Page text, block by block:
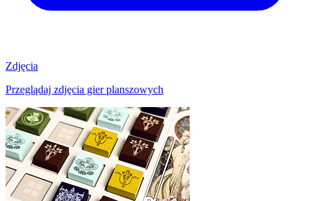
Zdjęcia
Przeglądaj zdjęcia gier planszowych